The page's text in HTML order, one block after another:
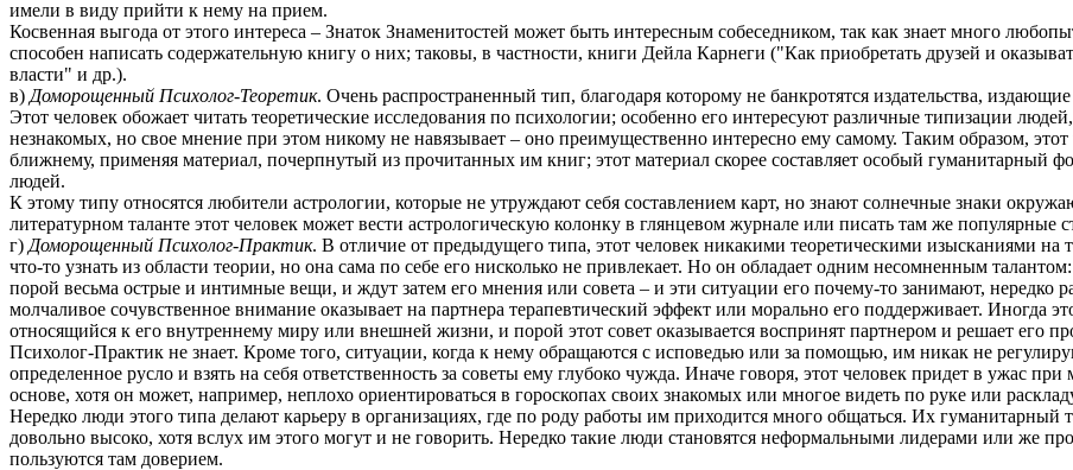
имели в виду прийти к нему на прием.
Косвенная выгода от этого интереса – Знаток Знаменитостей может быть интересным собеседником, так как знает много
способен написать содержательную книгу о них; таковы, в частности, книги Дейла Карнеги ("Как приобретать друзей и
власти" и др.).
в) Доморощенный Психолог-Теоретик. Очень распространенный тип, благодаря которому не банкротятся издательства,
Этот человек обожает читать теоретические исследования по психологии; особенно его интересуют различные типизации
незнакомых, но свое мнение при этом никому не навязывает – оно преимущественно интересно ему самому. Таким образом, этот
ближнему, применяя материал, почерпнутый из прочитанных им книг; этот материал скорее составляет особый гуманитарный
людей.
К этому типу относятся любители астрологии, которые не утруждают себя составлением карт, но знают солнечные знаки
литературном таланте этот человек может вести астрологическую колонку в глянцевом журнале или писать там же популярные
г) Доморощенный Психолог-Практик. В отличие от предыдущего типа, этот человек никакими теоретическими изысканиями на
что-то узнать из области теории, но она сама по себе его нисколько не привлекает. Но он обладает одним несомненным
порой весьма острые и интимные вещи, и ждут затем его мнения или совета – и эти ситуации его почему-то занимают, нередко
молчаливое сочувственное внимание оказывает на партнера терапевтический эффект или морально его поддерживает. Иногда
относящийся к его внутреннему миру или внешней жизни, и порой этот совет оказывается воспринят партнером и решает его
Психолог-Практик не знает. Кроме того, ситуации, когда к нему обращаются с исповедью или за помощью, им никак не
определенное русло и взять на себя ответственность за советы ему глубоко чужда. Иначе говоря, этот человек придет в ужас
основе, хотя он может, например, неплохо ориентироваться в гороскопах своих знакомых или многое видеть по руке или
Нередко люди этого типа делают карьеру в организациях, где по роду работы им приходится много общаться. Их гуманитарный
довольно высоко, хотя вслух им этого могут и не говорить. Нередко такие люди становятся неформальными лидерами или же
пользуются там доверием.